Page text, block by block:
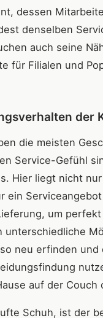
dessen
denselben
auch seine
für Filialen und
der
die meisten
Service-Gefühl
Hier liegt nicht
ein
um
unterschiedliche
neu erfinden
auf der Couch
Schuh, ist der